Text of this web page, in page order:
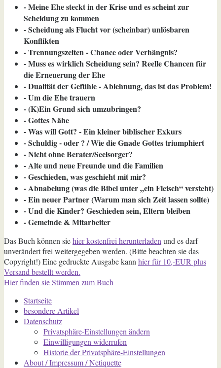
- Meine Ehe steckt in der Krise und es scheint zur
Scheidung zu kommen
- Scheidung als Flucht vor (scheinbar) unlösbaren
Konflikten
- Trennungszeiten - Chance oder Verhängnis?
- Muss es wirklich Scheidung sein? Reelle Chancen für
die Erneuerung der Ehe
- Dualität der Gefühle - Ablehnung, das ist das Problem!
- Um die Ehe trauern
- (K)Ein Grund sich umzubringen?
- Gottes Nähe
- Was will Gott? - Ein kleiner biblischer Exkurs
- Schuldig - oder ? / Wie die Gnade Gottes triumphiert
- Nicht ohne Berater/Seelsorger?
- Alte und neue Freunde und die Familien
- Geschieden, was geschieht mit mir?
- Abnabelung (was die Bibel unter „ein Fleisch“ versteht)
- Ein neuer Partner (Warum man sich Zeit lassen sollte)
- Und die Kinder? Geschieden sein, Eltern bleiben
- Gemeinde & Mitarbeiter
Das Buch können siehier kostenfrei herunterladen und es darf
unverändert frei weitergegeben werden. (Bitte beachten sie das
Copyright!) Eine gedruckte Ausgabe kann hier für 10,-EUR plus
Versand bestellt werden.
Hier finden sie Stimmen zum Buch
Startseite
besondere Artikel
Datenschutz
Privatsphäre-Einstellungen ändern
Einwilligungen widerrufen
Historie der Privatsphäre-Einstellungen
About / Impressum / Netiquette